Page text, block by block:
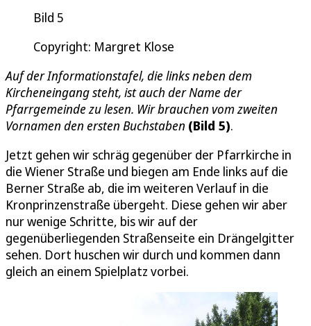
Bild 5
Copyright: Margret Klose
Auf der Informationstafel, die links neben dem
Kircheneingang steht, ist auch der Name der
Pfarrgemeinde zu lesen. Wir brauchen vom zweiten
Vornamen den ersten Buchstaben (Bild 5).
Jetzt gehen wir schräg gegenüber der Pfarrkirche in
die Wiener Straße und biegen am Ende links auf die
Berner Straße ab, die im weiteren Verlauf in die
Kronprinzenstraße übergeht. Diese gehen wir aber
nur wenige Schritte, bis wir auf der
gegenüberliegenden Straßenseite ein Drängelgitter
sehen. Dort huschen wir durch und kommen dann
gleich an einem Spielplatz vorbei.